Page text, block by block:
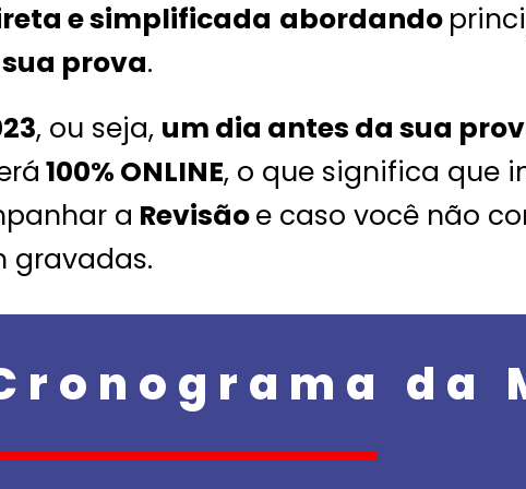
e simplificada abordando
prova.
, ou seja, um dia antes da sua
100% ONLINE, o que significa que
a Revisãoe caso você não
gravadas.
da